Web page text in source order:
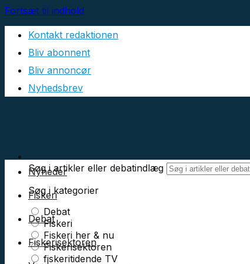
Fortsæt til indhold
Kontakt redaktionen
Bliv abonnent
Bliv annoncør
Nyhedsbrev
Søg i artikler eller debatindlæg
Søg i kategorier
Debat
Fiskeri
Fiskeri her & nu
Fiskerisektoren
fiskeritidende TV
Nyheder
Fiskeri
Debat
Fiskerisektoren